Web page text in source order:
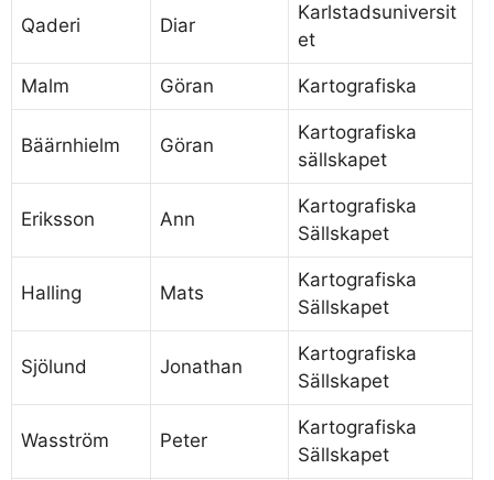
Qaderi Diar
Karlstadsuniversit
et
Malm Göran Kartografiska
Bäärnhielm Göran
Kartografiska
sällskapet
Eriksson Ann
Kartografiska
Sällskapet
Halling Mats
Kartografiska
Sällskapet
Sjölund Jonathan
Kartografiska
Sällskapet
Wasström Peter
Kartografiska
Sällskapet